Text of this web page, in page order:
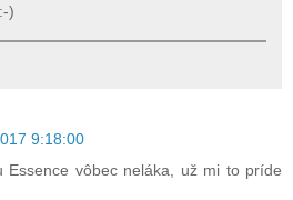
)
9:18:00
Essence vôbec neláka, už mi to príde